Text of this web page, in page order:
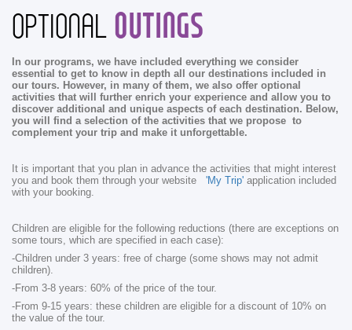
OPTIONALOUTINGS
In our programs, we have included everything we consider
essential to get to know in depth all our destinations included in
our tours. However, in many of them, we also offer optional
activities that will further enrich your experience and allow you to
discover additional and unique aspects of each destination. Below,
you will find a selection of the activities that we propose to
complement your trip and make it unforgettable.
It is important that you plan in advance the activities that might interest
you and book them through your website 'My Trip' application included
with your booking.
Children are eligible for the following reductions (there are exceptions on
some tours, which are specified in each case):
-Children under 3 years: free of charge (some shows may not admit
children).
-From 3-8 years: 60% of the price of the tour.
-From 9-15 years: these children are eligible for a discount of 10% on
the value of the tour.